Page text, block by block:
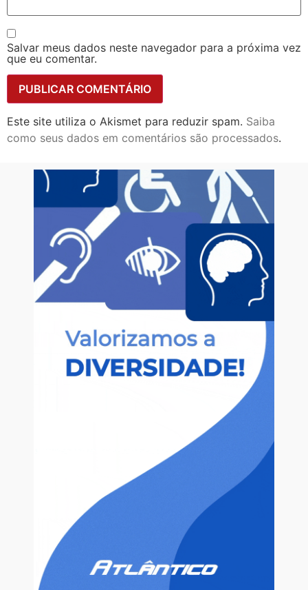
Salvar meus dados neste navegador para a próxima vez
que eu comentar.
Este site utiliza o Akismet para reduzir spam. Saiba
como seus dados em comentários são processados.